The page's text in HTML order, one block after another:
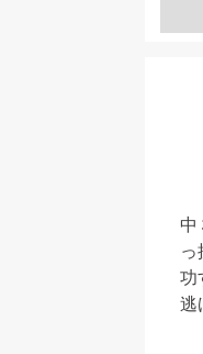
中
功
逃